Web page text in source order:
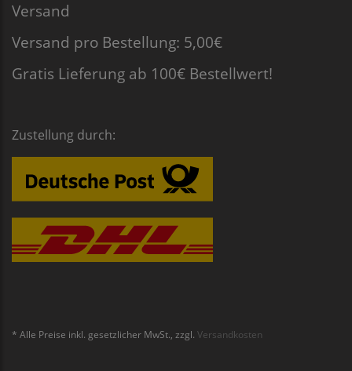
Versand
Versand pro Bestellung: 5,00€
Gratis Lieferung ab 100€ Bestellwert!
Zustellung durch:
* Alle Preise inkl. gesetzlicher MwSt., zzgl. Versandkosten